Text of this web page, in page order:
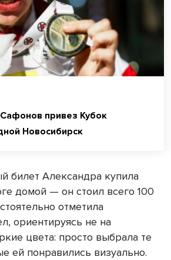
привез Кубок
Новосибирск
билет Александра купила
домой — он стоил всего 100
отметила
ориентируясь не на
цвета: просто выбрала те
ей понравились визуально.